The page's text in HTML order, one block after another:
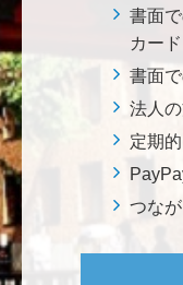
鈴木 悦郎
赤門が再び開く
け！赤門プロジェ
千田 敬二
南鳥島EEZに眠
し、日本を中核
ーンの構築につ
書面
カード
書面
法人
定期
つな